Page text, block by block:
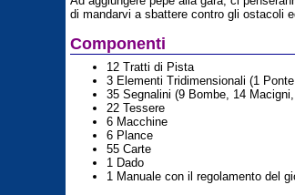
di mandarvi a sbattere contro gli ostacoli
Componenti
12 Tratti di Pista
3 Elementi Tridimensionali (1
35 Segnalini (9 Bombe, 14
22 Tessere
6 Macchine
6 Plance
55 Carte
1 Dado
1 Manuale con il regolamento del